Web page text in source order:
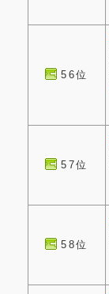
56位
57位
58位